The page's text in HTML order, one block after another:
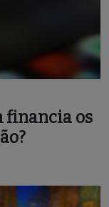
financia os